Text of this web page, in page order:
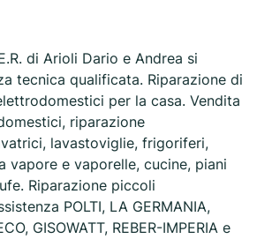
di Arioli Dario e Andrea si
tecnica qualificata. Riparazione di
per la casa. Vendita
riparazione
lavastoviglie, frigoriferi,
vapore e vaporelle, cucine, piani
Riparazione piccoli
POLTI, LA GERMANIA,
GISOWATT, REBER-IMPERIA e